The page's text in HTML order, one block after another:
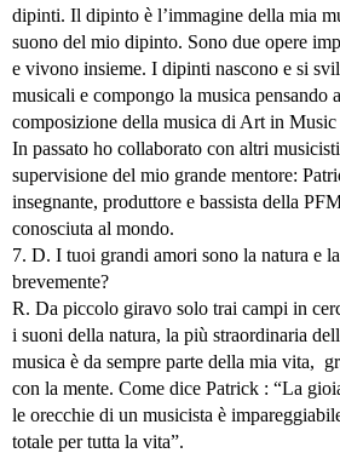
dipinti. Il dipinto è l’immagine della mia
suono del mio dipinto. Sono due opere
e vivono insieme. I dipinti nascono e si
musicali e compongo la musica pensando
composizione della musica di Art in Music
In passato ho collaborato con altri
supervisione del mio grande mentore:
insegnante, produttore e bassista della
conosciuta al mondo.
7. D. I tuoi grandi amori sono la natura e
brevemente?
R. Da piccolo giravo solo trai campi in
i suoni della natura, la più straordinaria
musica è da sempre parte della mia vita,
con la mente. Come dice Patrick : “La
le orecchie di un musicista è
totale per tutta la vita”.